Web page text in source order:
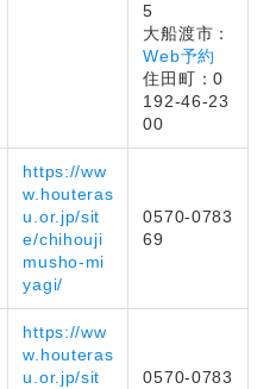
5
大船渡市：
Web予約
住田町：0
192-46-23
00
https://ww
w.houteras
u.or.jp/sit
e/chihouji
musho-mi
yagi/
0570-0783
69
https://ww
w.houteras
u.or.jp/sit
0570-0783